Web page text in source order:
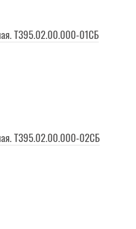
Т395.02.00.000-01СБ
Т395.02.00.000-02СБ